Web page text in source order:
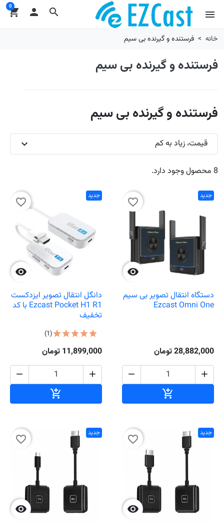
search menu

shopping_cart
0
خانه فرستنده و گیرنده بی سیم
فرستنده و گیرنده بی سیم
فرستنده و گیرنده بی سیم
8 محصول وجود دارد.
قیمت، زیاد به کم expand_more
جدید

favorite_border
دستگاه انتقال تصویر بی سیم
Ezcast Omni One
28,882,000 تومان



جدید

favorite_border
دانگل انتقال تصویر ایزدکست
Ezcast Pocket H1 R1 با کد
تخفیف
(1)
11,899,000 تومان



جدید

favorite_border
جدید

favorite_border